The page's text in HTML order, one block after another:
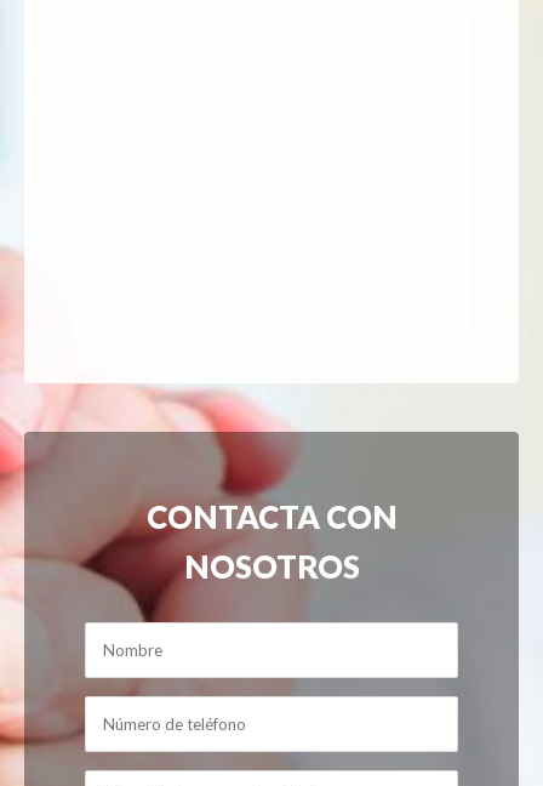
CONTACTA CON
NOSOTROS